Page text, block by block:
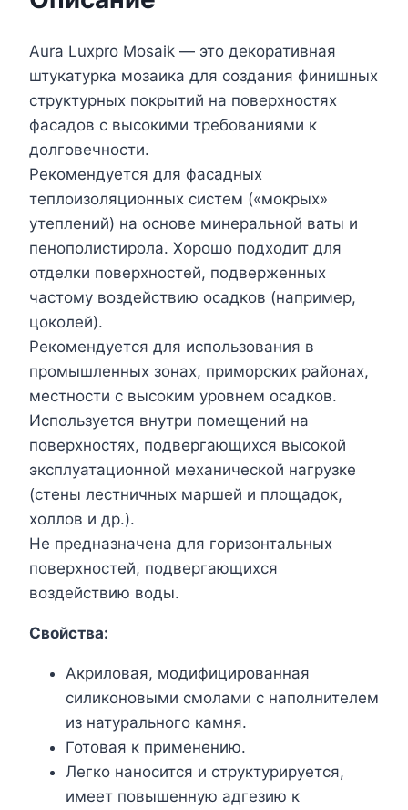
Aura Luxpro Mosaik — это декоративная
штукатурка мозаика для создания финишных
структурных покрытий на поверхностях
фасадов с высокими требованиями к
долговечности.
Рекомендуется для фасадных
теплоизоляционных систем («мокрых»
утеплений) на основе минеральной ваты и
пенополистирола. Хорошо подходит для
отделки поверхностей, подверженных
частому воздействию осадков (например,
цоколей).
Рекомендуется для использования в
промышленных зонах, приморских районах,
местности с высоким уровнем осадков.
Используется внутри помещений на
поверхностях, подвергающихся высокой
эксплуатационной механической нагрузке
(стены лестничных маршей и площадок,
холлов и др.).
Не предназначена для горизонтальных
поверхностей, подвергающихся
воздействию воды.
Свойства:
Акриловая, модифицированная
силиконовыми смолами с наполнителем
из натурального камня.
Готовая к применению.
Легко наносится и структурируется,
имеет повышенную адгезию к